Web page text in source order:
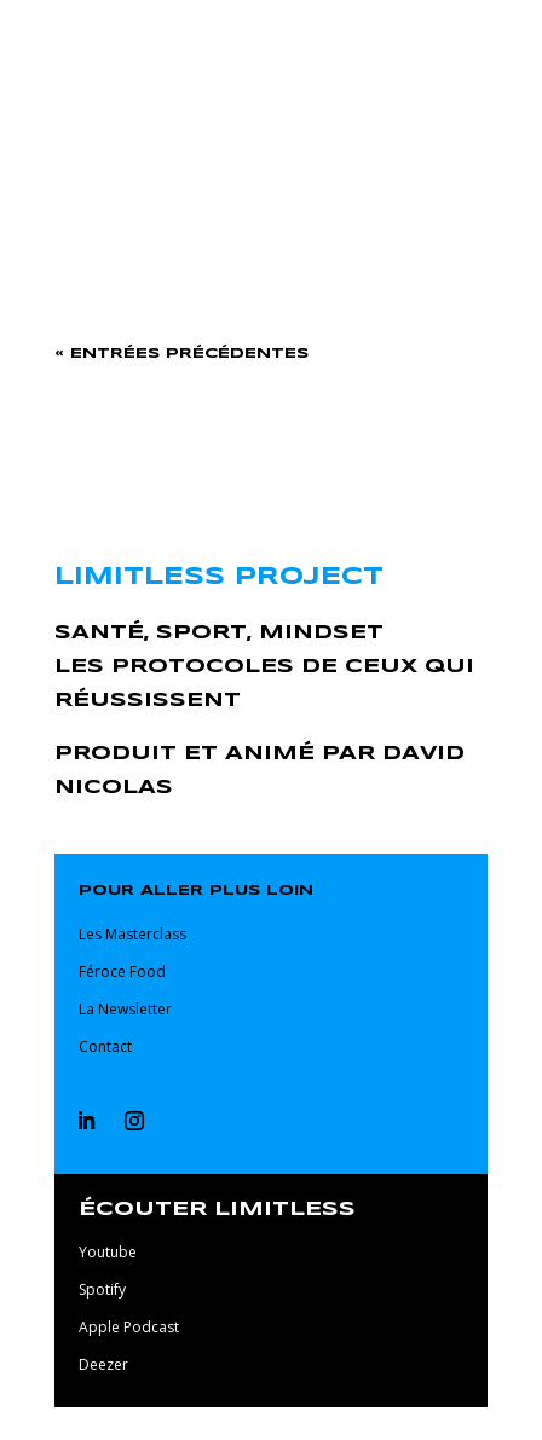
« ENTRÉES PRÉCÉDENTES
LIMITLESS PROJECT
SANTÉ, SPORT, MINDSET
LES PROTOCOLES DE CEUX QUI
RÉUSSISSENT
PRODUIT ET ANIMÉ PAR DAVID
NICOLAS
POUR ALLER PLUS LOIN
Les Masterclass
Féroce Food
La Newsletter
Contact
ÉCOUTER LIMITLESS
Youtube
Spotify
Apple Podcast
Deezer